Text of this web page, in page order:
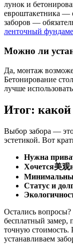
лунок и
евроштакетника —
заборов —
ленточный
Можно ли
Да, монтаж
Бетонирование
лучше
Итог: какой
Выбор забора —
эстетикой. Вот
Нужна
Хочется美观
Статус и
Остались
бесплатный замер,
точную стоимость.
устанавливаем